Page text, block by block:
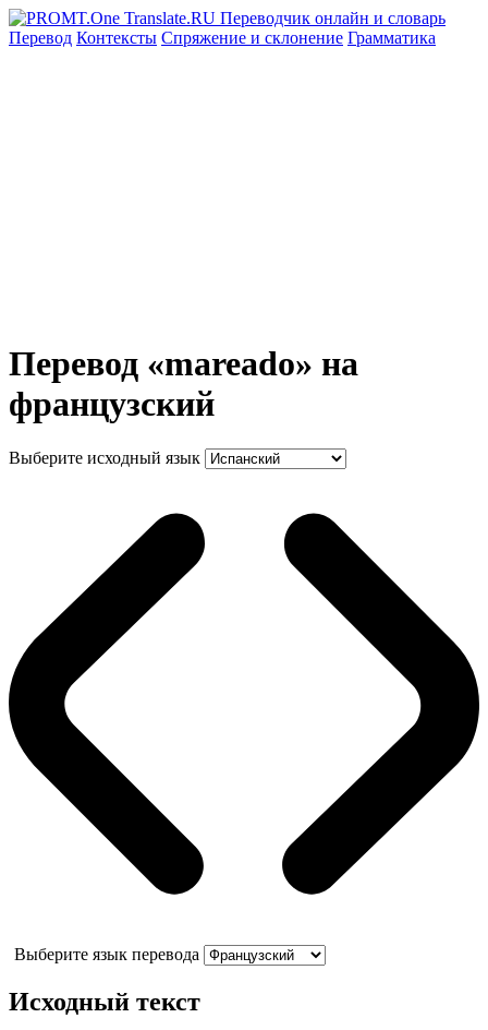
Перевод Контексты Спряжение и склонение Грамматика
Перевод «mareado» на
французский
Выберите исходный язык
Выберите язык перевода
Исходный текст